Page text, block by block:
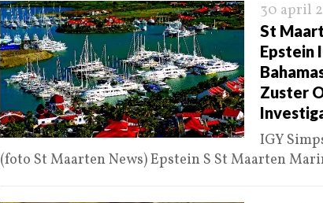
30 april
St
Epstein
Zuster
IGY
(foto St Maarten News) Epstein S St Maarten